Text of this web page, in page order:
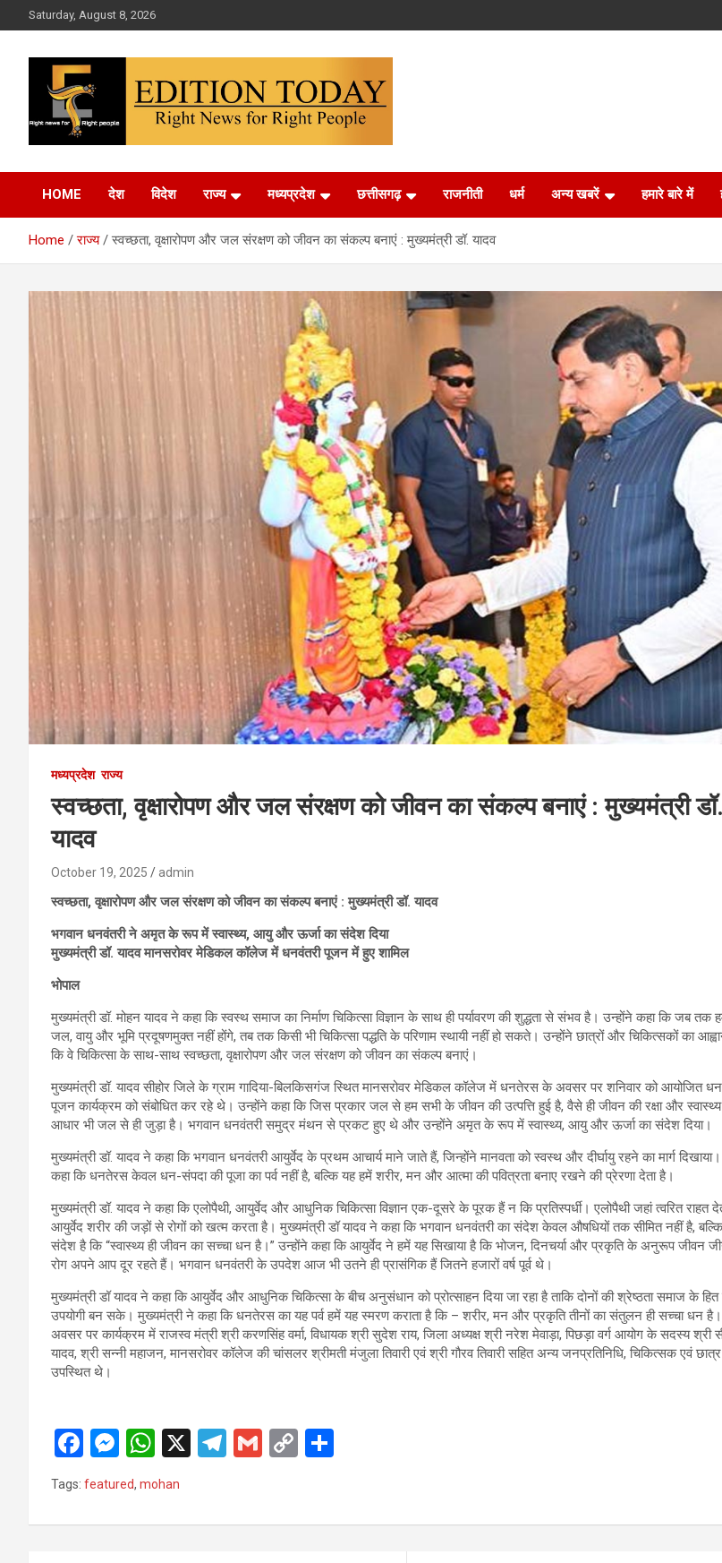
to
Saturday, August 8, 2026
Edition Today
HOME देश विदेश राज्य मध्यप्रदेश छत्तीसगढ़ राजनीती धर्म अन्य खबरें हमारे बारे में
Home राज्य स्वच्छता, वृक्षारोपण और जल संरक्षण को जीवन का संकल्प बनाएं : मुख्यमंत्री डॉ. यादव
मध्यप्रदेश राज्य
स्वच्छता, वृक्षारोपण और जल संरक्षण को जीवन का संकल्प बनाएं : मुख्यमंत्री डॉ.
यादव
October 19, 2025 admin
स्वच्छता, वृक्षारोपण और जल संरक्षण को जीवन का संकल्प बनाएं : मुख्यमंत्री डॉ. यादव
भगवान धनवंतरी ने अमृत के रूप में स्वास्थ्य, आयु और ऊर्जा का संदेश दिया
मुख्यमंत्री डॉ. यादव मानसरोवर मेडिकल कॉलेज में धनवंतरी पूजन में हुए शामिल
भोपाल
मुख्यमंत्री डॉ. मोहन यादव ने कहा कि स्वस्थ समाज का निर्माण चिकित्सा विज्ञान के साथ ही पर्यावरण की शुद्धता से संभव है। उन्होंने कहा कि जब तक
जल, वायु और भूमि प्रदूषणमुक्त नहीं होंगे, तब तक किसी भी चिकित्सा पद्धति के परिणाम स्थायी नहीं हो सकते। उन्होंने छात्रों और चिकित्सकों का
कि वे चिकित्सा के साथ-साथ स्वच्छता, वृक्षारोपण और जल संरक्षण को जीवन का संकल्प बनाएं।
मुख्यमंत्री डॉ. यादव सीहोर जिले के ग्राम गादिया-बिलकिसगंज स्थित मानसरोवर मेडिकल कॉलेज में धनतेरस के अवसर पर शनिवार को आयोजित
पूजन कार्यक्रम को संबोधित कर रहे थे। उन्होंने कहा कि जिस प्रकार जल से हम सभी के जीवन की उत्पत्ति हुई है, वैसे ही जीवन की रक्षा और
आधार भी जल से ही जुड़ा है। भगवान धनवंतरी समुद्र मंथन से प्रकट हुए थे और उन्होंने अमृत के रूप में स्वास्थ्य, आयु और ऊर्जा का संदेश दिया।
मुख्यमंत्री डॉ. यादव ने कहा कि भगवान धनवंतरी आयुर्वेद के प्रथम आचार्य माने जाते हैं, जिन्होंने मानवता को स्वस्थ और दीर्घायु रहने का मार्ग
कहा कि धनतेरस केवल धन-संपदा की पूजा का पर्व नहीं है, बल्कि यह हमें शरीर, मन और आत्मा की पवित्रता बनाए रखने की प्रेरणा देता है।
मुख्यमंत्री डॉ. यादव ने कहा कि एलोपैथी, आयुर्वेद और आधुनिक चिकित्सा विज्ञान एक-दूसरे के पूरक हैं न कि प्रतिस्पर्धी। एलोपैथी जहां त्वरित राहत
आयुर्वेद शरीर की जड़ों से रोगों को खत्म करता है। मुख्यमंत्री डॉ यादव ने कहा कि भगवान धनवंतरी का संदेश केवल औषधियों तक सीमित नहीं है,
संदेश है कि “स्वास्थ्य ही जीवन का सच्चा धन है।” उन्होंने कहा कि आयुर्वेद ने हमें यह सिखाया है कि भोजन, दिनचर्या और प्रकृति के अनुरूप जीवन
रोग अपने आप दूर रहते हैं। भगवान धनवंतरी के उपदेश आज भी उतने ही प्रासंगिक हैं जितने हजारों वर्ष पूर्व थे।
मुख्यमंत्री डॉ यादव ने कहा कि आयुर्वेद और आधुनिक चिकित्सा के बीच अनुसंधान को प्रोत्साहन दिया जा रहा है ताकि दोनों की श्रेष्ठता समाज के
उपयोगी बन सके। मुख्यमंत्री ने कहा कि धनतेरस का यह पर्व हमें यह स्मरण कराता है कि – शरीर, मन और प्रकृति तीनों का संतुलन ही सच्चा धन
अवसर पर कार्यक्रम में राजस्व मंत्री श्री करणसिंह वर्मा, विधायक श्री सुदेश राय, जिला अध्यक्ष श्री नरेश मेवाड़ा, पिछड़ा वर्ग आयोग के सदस्य श्री
यादव, श्री सन्नी महाजन, मानसरोवर कॉलेज की चांसलर श्रीमती मंजुला तिवारी एवं श्री गौरव तिवारी सहित अन्य जनप्रतिनिधि, चिकित्सक एवं छात्र
उपस्थित थे।
F
a
ce
b
M
es
se
n
W
h
at
s
X
T
gr
G
C
Li e
Tags: featured, mohan